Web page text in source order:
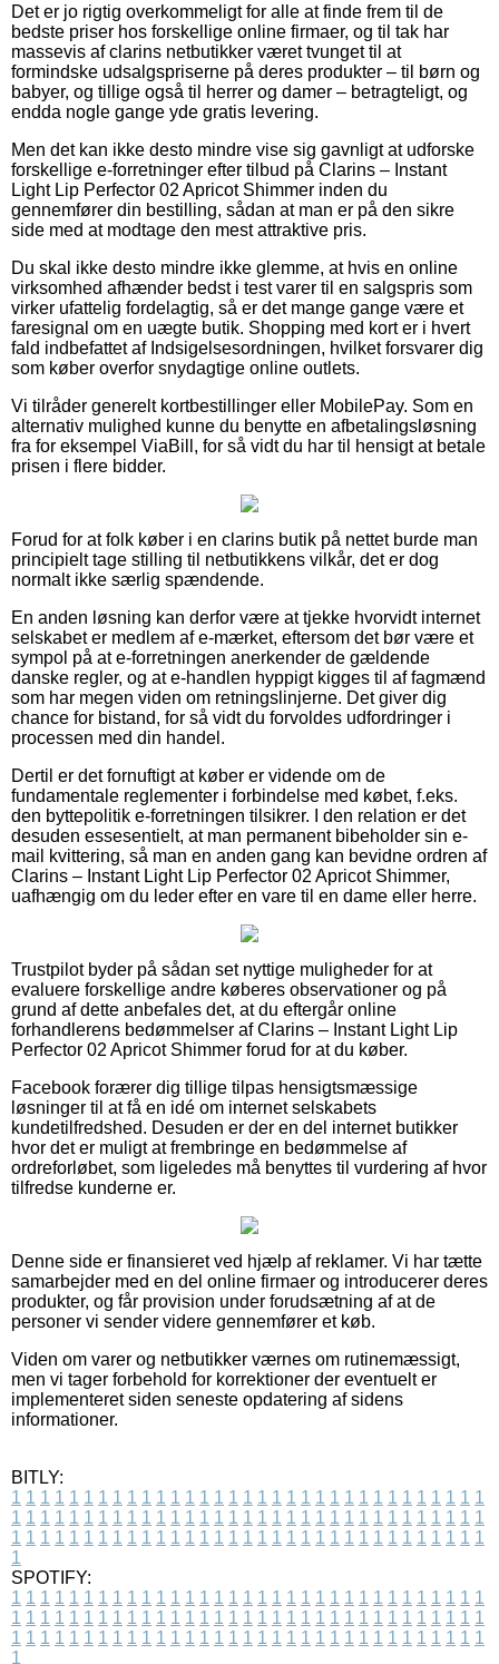
Det er jo rigtig overkommeligt for alle at finde frem til de
bedste priser hos forskellige online firmaer, og til tak har
massevis af clarins netbutikker været tvunget til at
formindske udsalgspriserne på deres produkter – til børn og
babyer, og tillige også til herrer og damer – betragteligt, og
endda nogle gange yde gratis levering.
Men det kan ikke desto mindre vise sig gavnligt at udforske
forskellige e-forretninger efter tilbud på Clarins – Instant
Light Lip Perfector 02 Apricot Shimmer inden du
gennemfører din bestilling, sådan at man er på den sikre
side med at modtage den mest attraktive pris.
Du skal ikke desto mindre ikke glemme, at hvis en online
virksomhed afhænder bedst i test varer til en salgspris som
virker ufattelig fordelagtig, så er det mange gange være et
faresignal om en uægte butik. Shopping med kort er i hvert
fald indbefattet af Indsigelsesordningen, hvilket forsvarer dig
som køber overfor snydagtige online outlets.
Vi tilråder generelt kortbestillinger eller MobilePay. Som en
alternativ mulighed kunne du benytte en afbetalingsløsning
fra for eksempel ViaBill, for så vidt du har til hensigt at betale
prisen i flere bidder.
Forud for at folk køber i en clarins butik på nettet burde man
principielt tage stilling til netbutikkens vilkår, det er dog
normalt ikke særlig spændende.
En anden løsning kan derfor være at tjekke hvorvidt internet
selskabet er medlem af e-mærket, eftersom det bør være et
sympol på at e-forretningen anerkender de gældende
danske regler, og at e-handlen hyppigt kigges til af fagmænd
som har megen viden om retningslinjerne. Det giver dig
chance for bistand, for så vidt du forvoldes udfordringer i
processen med din handel.
Dertil er det fornuftigt at køber er vidende om de
fundamentale reglementer i forbindelse med købet, f.eks.
den byttepolitik e-forretningen tilsikrer. I den relation er det
desuden essesentielt, at man permanent bibeholder sin e-
mail kvittering, så man en anden gang kan bevidne ordren af
Clarins – Instant Light Lip Perfector 02 Apricot Shimmer,
uafhængig om du leder efter en vare til en dame eller herre.
Trustpilot byder på sådan set nyttige muligheder for at
evaluere forskellige andre køberes observationer og på
grund af dette anbefales det, at du eftergår online
forhandlerens bedømmelser af Clarins – Instant Light Lip
Perfector 02 Apricot Shimmer forud for at du køber.
Facebook forærer dig tillige tilpas hensigtsmæssige
løsninger til at få en idé om internet selskabets
kundetilfredshed. Desuden er der en del internet butikker
hvor det er muligt at frembringe en bedømmelse af
ordreforløbet, som ligeledes må benyttes til vurdering af hvor
tilfredse kunderne er.
Denne side er finansieret ved hjælp af reklamer. Vi har tætte
samarbejder med en del online firmaer og introducerer deres
produkter, og får provision under forudsætning af at de
personer vi sender videre gennemfører et køb.
Viden om varer og netbutikker værnes om rutinemæssigt,
men vi tager forbehold for korrektioner der eventuelt er
implementeret siden seneste opdatering af sidens
informationer.
BITLY:
1 1 1 1 1 1 1 1 1 1 1 1 1 1 1 1 1 1 1 1 1 1 1 1 1 1 1 1 1 1 1 1 1
1 1 1 1 1 1 1 1 1 1 1 1 1 1 1 1 1 1 1 1 1 1 1 1 1 1 1 1 1 1 1 1 1
1 1 1 1 1 1 1 1 1 1 1 1 1 1 1 1 1 1 1 1 1 1 1 1 1 1 1 1 1 1 1 1 1
1
SPOTIFY:
1 1 1 1 1 1 1 1 1 1 1 1 1 1 1 1 1 1 1 1 1 1 1 1 1 1 1 1 1 1 1 1 1
1 1 1 1 1 1 1 1 1 1 1 1 1 1 1 1 1 1 1 1 1 1 1 1 1 1 1 1 1 1 1 1 1
1 1 1 1 1 1 1 1 1 1 1 1 1 1 1 1 1 1 1 1 1 1 1 1 1 1 1 1 1 1 1 1 1
1